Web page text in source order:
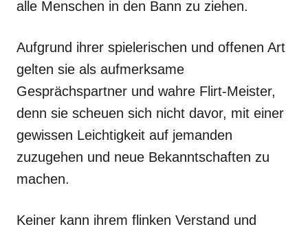
alle Menschen in den Bann zu ziehen.
Aufgrund ihrer spielerischen und offenen Art
gelten sie als aufmerksame
Gesprächspartner und wahre Flirt-Meister,
denn sie scheuen sich nicht davor, mit einer
gewissen Leichtigkeit auf jemanden
zuzugehen und neue Bekanntschaften zu
machen.
Keiner kann ihrem flinken Verstand und